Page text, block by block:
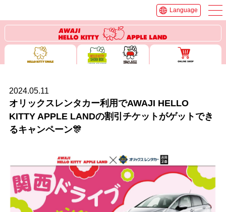
Language
2024.05.11
オリックスレンタカー利用でAWAJI HELLO
KITTY APPLE LANDの割引チケットがゲットでき
るキャンペーン🎊